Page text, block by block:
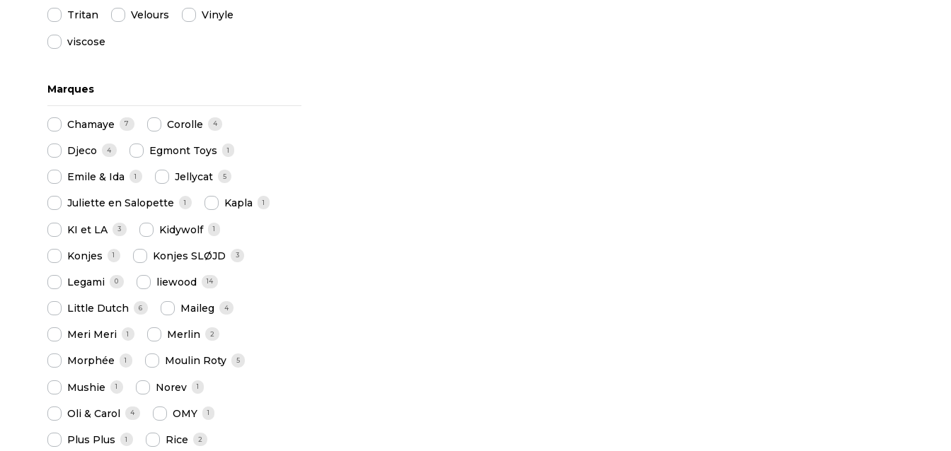
Tritan Velours Vinyle
viscose
Marques
Chamaye 7 Corolle 4
Djeco 4 Egmont Toys 1
Emile & Ida 1 Jellycat 5
Juliette en Salopette 1 Kapla 1
KI et LA 3 Kidywolf 1
Konjes 1 Konjes SLØJD 3
Legami 0 liewood 14
Little Dutch 6 Maileg 4
Meri Meri 1 Merlin 2
Morphée 1 Moulin Roty 5
Mushie 1 Norev 1
Oli & Carol 4 OMY 1
Plus Plus 1 Rice 2